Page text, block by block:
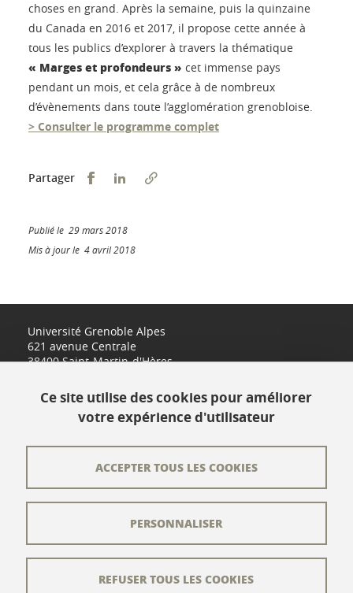
choses en grand. Après la semaine, puis la quinzaine
du Canada en 2016 et 2017, il propose cette année à
tous les publics d’explorer à travers la thématique
« Marges et profondeurs » cet immense pays
pendant un mois, et cela grâce à de nombreux
d’évènements dans toute l’agglomération grenobloise.
> Consulter le programme complet
Partager Partager sur Facebook
Partager sur LinkedIn
Publié le 29 mars 2018
Mis à jour le 4 avril 2018
Université Grenoble Alpes
621 avenue Centrale
38400 Saint-Martin-d'Hères
L'équipe éditoriale
Crédits
Mentions légales
Ce site utilise des cookies pour améliorer
votre expérience d'utilisateur
ACCEPTER TOUS LES COOKIES
REFUSER TOUS LES COOKIES
PERSONNALISER